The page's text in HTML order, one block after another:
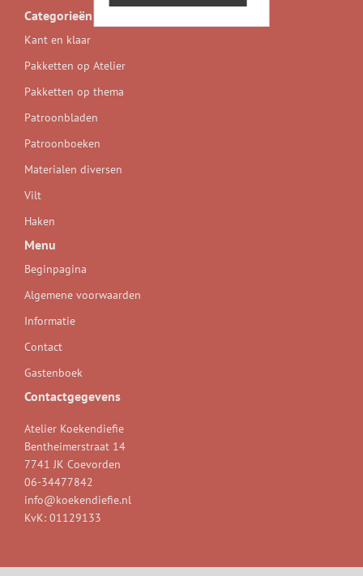
Categorieën
Kant en klaar
Pakketten op Atelier
Pakketten op thema
Patroonbladen
Patroonboeken
Materialen diversen
Vilt
Haken
Menu
Beginpagina
Algemene voorwaarden
Informatie
Contact
Gastenboek
Contactgegevens
Atelier Koekendiefie
Bentheimerstraat 14
7741 JK Coevorden
06-34477842
info@koekendiefie.nl
KvK: 01129133